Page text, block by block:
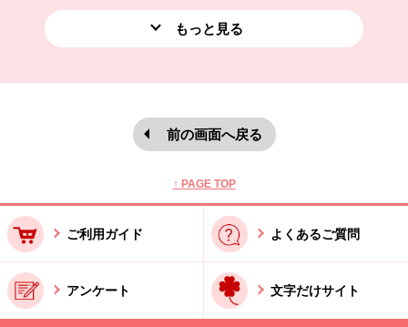
もっと見る
前の画面へ戻る
↑ PAGE TOP
ご利用ガイド よくあるご質問
アンケート 文字だけサイト